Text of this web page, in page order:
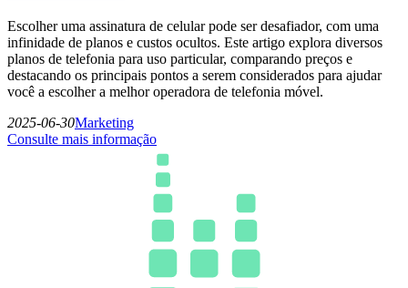
Escolher uma assinatura de celular pode ser desafiador, com uma
infinidade de planos e custos ocultos. Este artigo explora diversos
planos de telefonia para uso particular, comparando preços e
destacando os principais pontos a serem considerados para ajudar
você a escolher a melhor operadora de telefonia móvel.
2025-06-30Marketing
Consulte mais informação